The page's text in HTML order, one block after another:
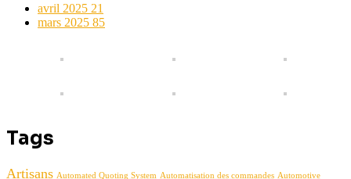
avril 2025 21
mars 2025 85
Tags
Artisans Automated Quoting System Automatisation des commandes Automotive